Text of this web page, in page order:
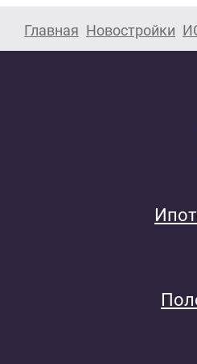
Главная Новостройки